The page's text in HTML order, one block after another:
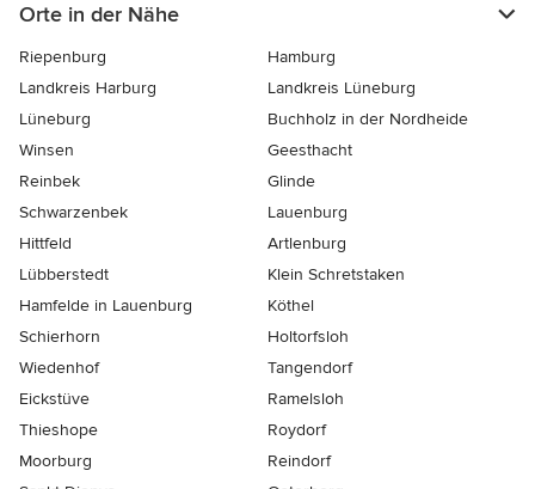
Orte in der Nähe
Riepenburg
Hamburg
Landkreis Harburg
Landkreis Lüneburg
Lüneburg
Buchholz in der Nordheide
Winsen
Geesthacht
Reinbek
Glinde
Schwarzenbek
Lauenburg
Hittfeld
Artlenburg
Lübberstedt
Klein Schretstaken
Hamfelde in Lauenburg
Köthel
Schierhorn
Holtorfsloh
Wiedenhof
Tangendorf
Eickstüve
Ramelsloh
Thieshope
Roydorf
Moorburg
Reindorf